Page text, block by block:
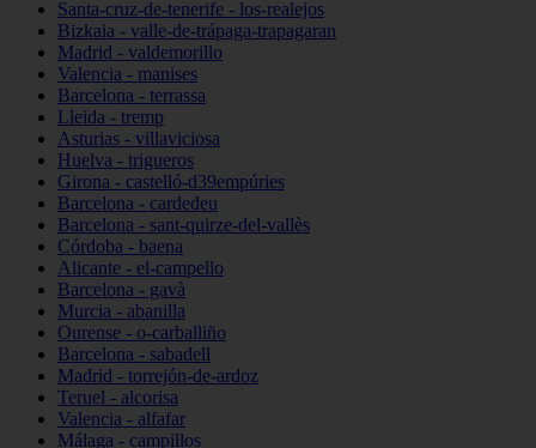
Santa-cruz-de-tenerife - los-realejos
Bizkaia - valle-de-trápaga-trapagaran
Madrid - valdemorillo
Valencia - manises
Barcelona - terrassa
Lleida - tremp
Asturias - villaviciosa
Huelva - trigueros
Girona - castelló-d39empúries
Barcelona - cardedeu
Barcelona - sant-quirze-del-vallès
Córdoba - baena
Alicante - el-campello
Barcelona - gavà
Murcia - abanilla
Ourense - o-carballiño
Barcelona - sabadell
Madrid - torrejón-de-ardoz
Teruel - alcorisa
Valencia - alfafar
Málaga - campillos